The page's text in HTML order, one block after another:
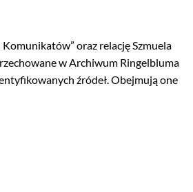
oraz relację Szmuela
w Archiwum Ringelbluma
źródeł. Obejmują one